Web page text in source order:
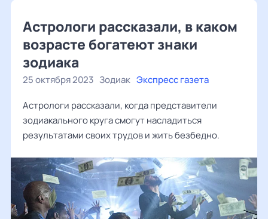
Астрологи рассказали, в каком
возрасте богатеют знаки
зодиака
25 октября 2023 Зодиак Экспресс газета
Астрологи рассказали, когда представители
зодиакального круга смогут насладиться
результатами своих трудов и жить безбедно.